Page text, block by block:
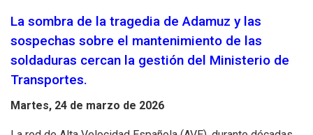
La sombra de la tragedia de Adamuz y las
sospechas sobre el mantenimiento de las
soldaduras cercan la gestión del Ministerio de
Transportes.
Martes, 24 de marzo de 2026